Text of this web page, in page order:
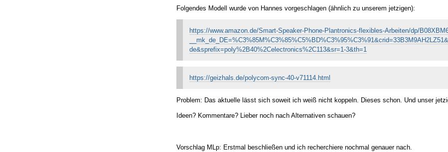
Folgendes Modell wurde von Hannes vorgeschlagen (ähnlich zu unserem jetzigen):
https://www.amazon.de/Smart-Speaker-Phone-Plantronics-flexibles-Arbeiten/dp/
de&sprefix=poly%2B40%2Celectronics%2C113&sr=1-3&th=1
https://geizhals.de/polycom-sync-40-v71114.html
Problem: Das aktuelle lässt sich soweit ich weiß nicht koppeln. Dieses schon. Und unser
Ideen? Kommentare? Lieber noch nach Alternativen schauen?
Vorschlag MLp: Erstmal beschließen und ich recherchiere nochmal genauer nach.